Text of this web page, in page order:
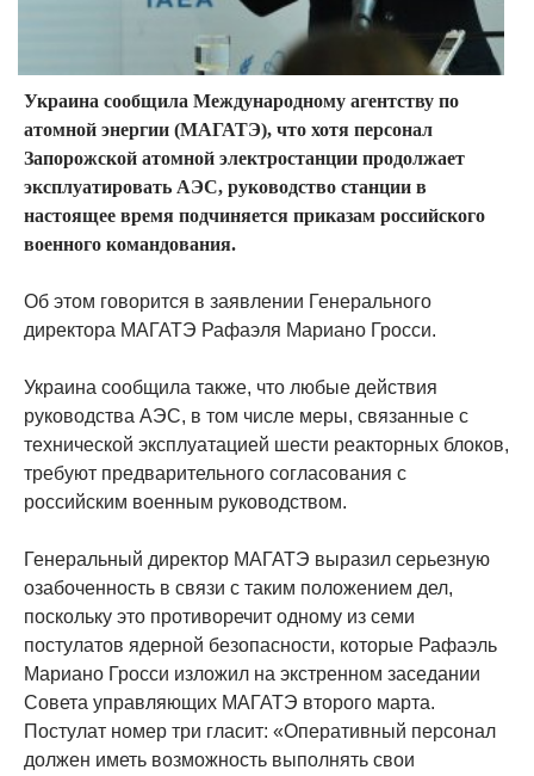
Украина сообщила Международному агентству по
атомной энергии (МАГАТЭ), что хотя персонал
Запорожской атомной электростанции продолжает
эксплуатировать АЭС, руководство станции в
настоящее время подчиняется приказам российского
военного командования.
Об этом говорится в заявлении Генерального
директора МАГАТЭ Рафаэля Мариано Гросси.
Украина сообщила также, что любые действия
руководства АЭС, в том числе меры, связанные с
технической эксплуатацией шести реакторных блоков,
требуют предварительного согласования с
российским военным руководством.
Генеральный директор МАГАТЭ выразил серьезную
озабоченность в связи с таким положением дел,
поскольку это противоречит одному из семи
постулатов ядерной безопасности, которые Рафаэль
Мариано Гросси изложил на экстренном заседании
Совета управляющих МАГАТЭ второго марта.
Постулат номер три гласит: «Оперативный персонал
должен иметь возможность выполнять свои